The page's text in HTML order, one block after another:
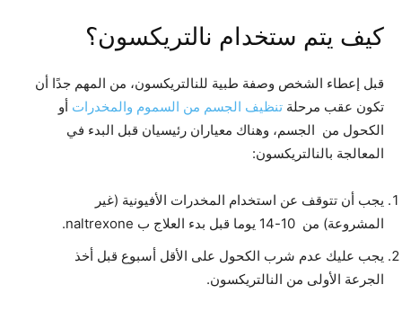
كيف يتم ستخدام نالتريكسون؟
قبل إعطاء الشخص وصفة طبية للنالتريكسون، من المهم جدًا أن
تكون عقب مرحلة تنظيف الجسم من السموم والمخدرات أو
الكحول من الجسم، وهناك معياران رئيسيان قبل البدء في
المعالجة بالنالتريكسون:
يجب أن تتوقف عن استخدام المخدرات الأفيونية (غير
المشروعة) من 10-14 يوما قبل بدء العلاج ب naltrexone.
يجب عليك عدم شرب الكحول على الأقل أسبوع قبل أخذ
الجرعة الأولى من النالتريكسون.